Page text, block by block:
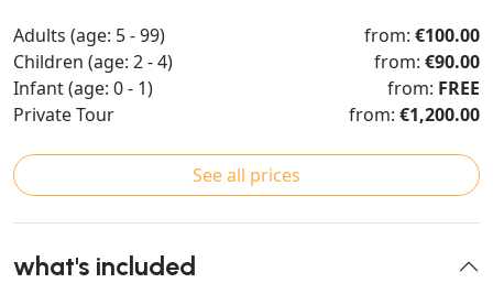
Adults (age: 5 - 99) from: €100.00
Children (age: 2 - 4)
from: €90.00
Infant (age: 0 - 1)
from: FREE
Private Tour
from: €1,200.00
See all prices
what's included